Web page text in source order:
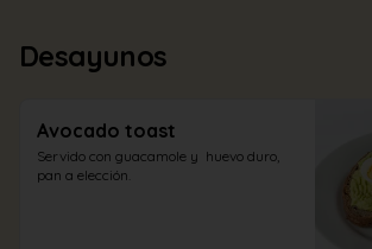
Desayunos
Avocado toast
Servido con guacamole y  huevo duro,
pan a elección.